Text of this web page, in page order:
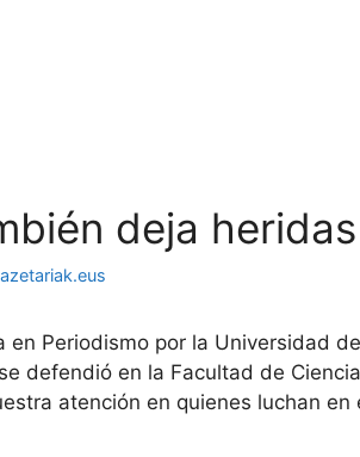
deja
en Periodismo por la Universidad
defendió en la Facultad de
atención en quienes luchan en